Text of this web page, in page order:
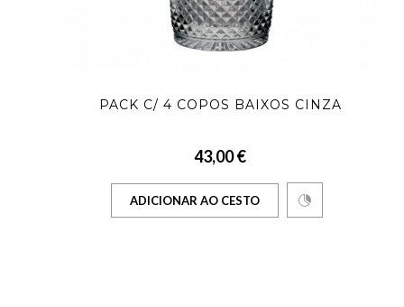
PACK C/ 4 COPOS BAIXOS CINZA
43,00 €
ADICIONAR AO CESTO